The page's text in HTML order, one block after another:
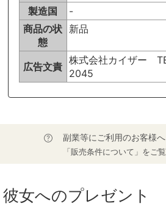
製造国
-
商品の状
態
新品
広告文責
株式会社カイザー
2045
副業等にご利用のお客様へ
「販売条件について」をご覧
彼女へのプレゼント